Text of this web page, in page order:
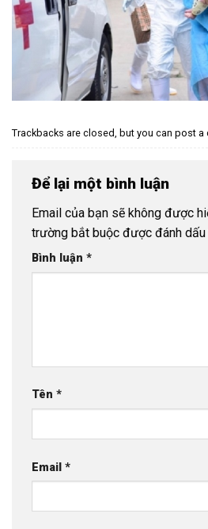
Trackbacks are closed, but you can post a
Để lại một bình luận
Email của bạn sẽ không được
trường bắt buộc được đánh dấu
Bình luận *
Tên *
Email *